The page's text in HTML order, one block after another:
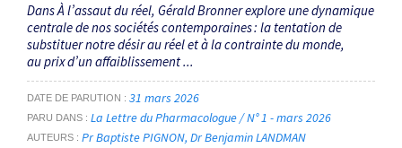
Dans À l’assaut du réel, Gérald Bronner explore une dynamique
centrale de nos sociétés contemporaines : la tentation de
substituer notre désir au réel et à la contrainte du monde,
au prix d’un affaiblissement ...
DATE DE PARUTION 31 mars 2026
PARU DANS La Lettre du Pharmacologue / N° 1 - mars 2026
AUTEURS Pr Baptiste PIGNON Dr Benjamin LANDMAN